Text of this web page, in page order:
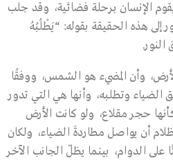
الإنسان برحلة فضائية، وقد جلب
إلى هذه الحقيقة بقوله: “يَطْلُبُهُ
وأن المضيء هو الشمس، ووفقًا
الضياء وتطلبه، وأنها هي التي تدور
حجر مقلاع، ولو كانت الأرض
أن يواصل مطاردةَ الضياء، ولكان
الدوام، بينما يظلّ الجانب الآخر